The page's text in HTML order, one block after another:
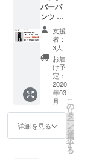
・受け
取らな
かった
・入力
した住
所に誤
りが
あった
・住所
変更を
プロ
ト実行
者へ連
ださ
い。 ※
以下の
ような
支援者
様都合
により
再配送
または
転送と
なった
際は、
着払い
消費税
込みで
す ※配
送時
期：
2020年
3月末予
部のデ
ザイ
ン、仕
様につ
きまし
バーパ
ンツ ×
１着 レ
ディー
スブ
ラック
XSサイ
ズ サイ
ズ表を
ご確認
の上、
お選び
いただ
きます
支援
者：
3人
お届
け予
定：
2020
年03
月
詳細を見る
こ
の
リ
タ
ー
ン
を
選
択
す
る